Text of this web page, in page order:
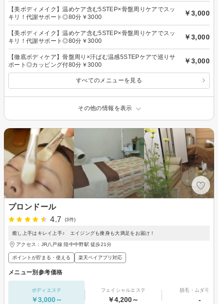
【美ボディメイク】温めケア含む5STEP×骨盤周りケアでスッ
キリ！代謝サポート◎80分￥3000
￥3,000
【美ボディメイク】温めケア含む5STEP×骨盤周りケアでスッ
キリ！代謝サポート◎80分￥3000
￥3,000
【徹底ボディケア】骨盤周り×汗ばむ温感5STEPケアで巡りサ
ポート◎カッピング付80分￥3000
￥3,000
すべてのメニューを見る
その他の情報を表示
プロンドール
4.7
(3件)
癒し上手はキレイ上手♪ エイジングも痩身も大満足をお届け！
アクセス：JR八戸線 陸中中野駅 徒歩21分
ポイントが貯まる・使える 楽天ペイアプリ対応
メニュー別参考価格
ボディエステ
￥3,000～
フェイシャルエステ
￥4,200～
脱毛・ムダ毛処
-